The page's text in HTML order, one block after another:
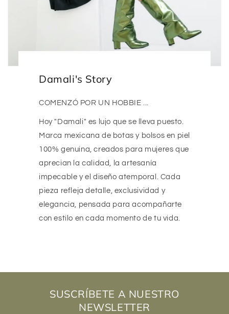
Damali's Story
COMENZÓ POR UN HOBBIE ...
Hoy "Damali" es lujo que se lleva puesto.
Marca mexicana de botas y bolsos en piel
100% genuina, creados para mujeres que
aprecian la calidad, la artesanía
impecable y el diseño atemporal. Cada
pieza refleja detalle, exclusividad y
elegancia, pensada para acompañarte
con estilo en cada momento de tu vida.
SUSCRÍBETE A NUESTRO
NEWSLETTER